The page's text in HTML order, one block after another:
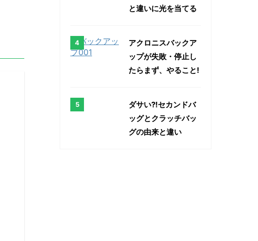
と違いに光を当てる
アクロニスバックア
ップが失敗・停止し
たらまず、やること!
ダサい?!セカンドバ
ッグとクラッチバッ
グの由来と違い